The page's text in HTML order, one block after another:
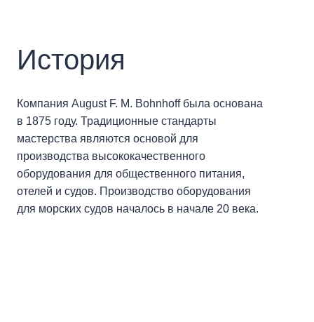
История
Компания August F. M. Bohnhoff была основана
в 1875 году. Традиционные стандарты
мастерства являются основой для
производства высококачественного
оборудования для общественного питания,
отелей и судов. Производство оборудования
для морских судов началось в начале 20 века.